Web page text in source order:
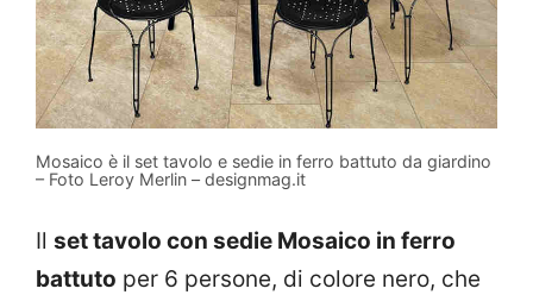
Mosaico è il set tavolo e sedie in ferro battuto da giardino
– Foto Leroy Merlin – designmag.it
Il set tavolo con sedie Mosaico in ferro
battuto per 6 persone, di colore nero, che